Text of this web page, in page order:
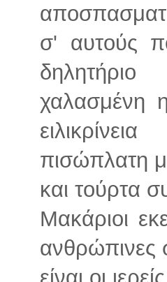
σ' αυτούς
δηλητήριο
χαλασμένη
ειλικρίνεια
πισώπλατη
και τούρτα
Μακάριοι
ανθρώπινες
είναι οι